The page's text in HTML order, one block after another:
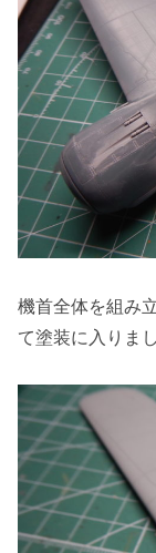
機首全体を組み
て塗装に入りまし